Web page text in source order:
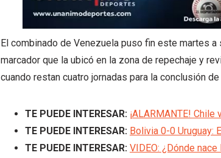
El combinado de Venezuela puso fin este martes
marcador que la ubicó en la zona de repechaje y
cuando restan cuatro jornadas para la conclusión
TE PUEDE INTERESAR: ¡ALARMANTE!
TE PUEDE INTERESAR: Bolivia 0-0 Uruguay:
TE PUEDE INTERESAR: VIDEO: ¿Dónde